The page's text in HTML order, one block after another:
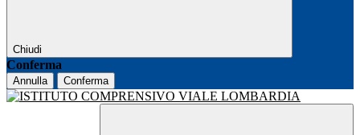
Chiudi
Conferma
Annulla Conferma